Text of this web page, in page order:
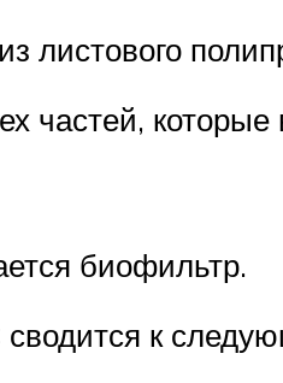
листового
частей,
биофильтр.
к